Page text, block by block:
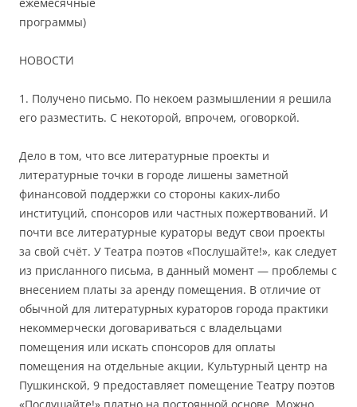
программы)
НОВОСТИ
1. Получено письмо. По некоем размышлении я решила
его разместить. С некоторой, впрочем, оговоркой.
Дело в том, что все литературные проекты и
литературные точки в городе лишены заметной
финансовой поддержки со стороны каких-либо
институций, спонсоров или частных пожертвований. И
почти все литературные кураторы ведут свои проекты
за свой счёт. У Театра поэтов «Послушайте!», как следует
из присланного письма, в данный момент — проблемы с
внесением платы за аренду помещения. В отличие от
обычной для литературных кураторов города практики
некоммерчески договариваться с владельцами
помещения или искать спонсоров для оплаты
помещения на отдельные акции, Культурный центр на
Пушкинской, 9 предоставляет помещение Театру поэтов